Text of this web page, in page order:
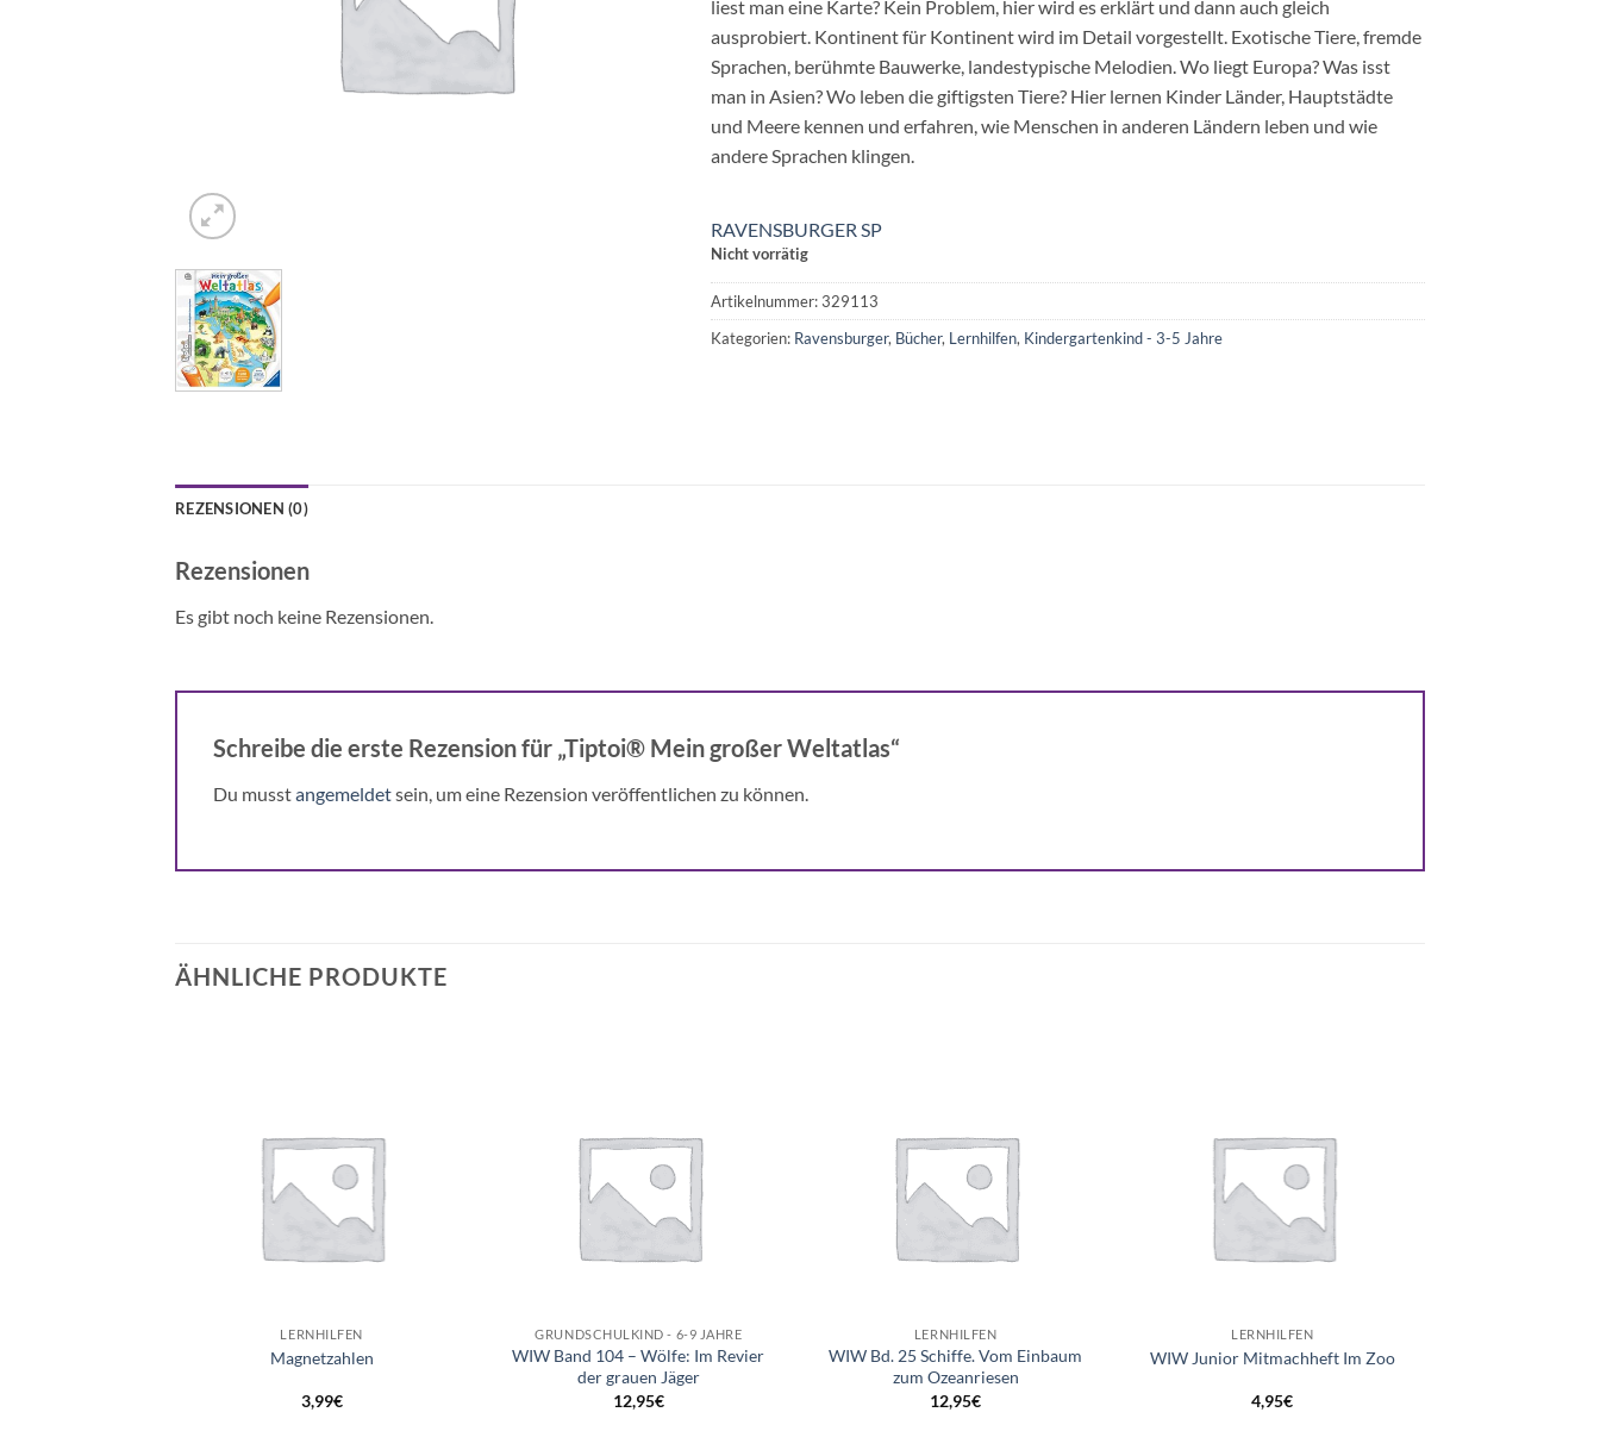
liest man eine Karte? Kein Problem, hier wird es erklärt und dann auch gleich
ausprobiert. Kontinent für Kontinent wird im Detail vorgestellt. Exotische Tiere, fremde
Sprachen, berühmte Bauwerke, landestypische Melodien. Wo liegt Europa? Was isst
man in Asien? Wo leben die giftigsten Tiere? Hier lernen Kinder Länder, Hauptstädte
und Meere kennen und erfahren, wie Menschen in anderen Ländern leben und wie
andere Sprachen klingen.
RAVENSBURGER SP
Nicht vorrätig
Artikelnummer:329113
Kategorien: Ravensburger, Bücher, Lernhilfen, Kindergartenkind - 3-5 Jahre
REZENSIONEN (0)
Rezensionen
Es gibt noch keine Rezensionen.
Schreibe die erste Rezension für „Tiptoi® Mein großer Weltatlas“
Du musstangemeldetsein, um eine Rezension veröffentlichen zu können.
ÄHNLICHE PRODUKTE
LERNHILFEN
Magnetzahlen
3,99€
GRUNDSCHULKIND - 6-9 JAHRE
WIW Band 104 – Wölfe: Im Revier
der grauen Jäger
12,95€
LERNHILFEN
WIW Bd. 25 Schiffe. Vom Einbaum
zum Ozeanriesen
12,95€
LERNHILFEN
WIW Junior Mitmachheft Im Zoo
4,95€